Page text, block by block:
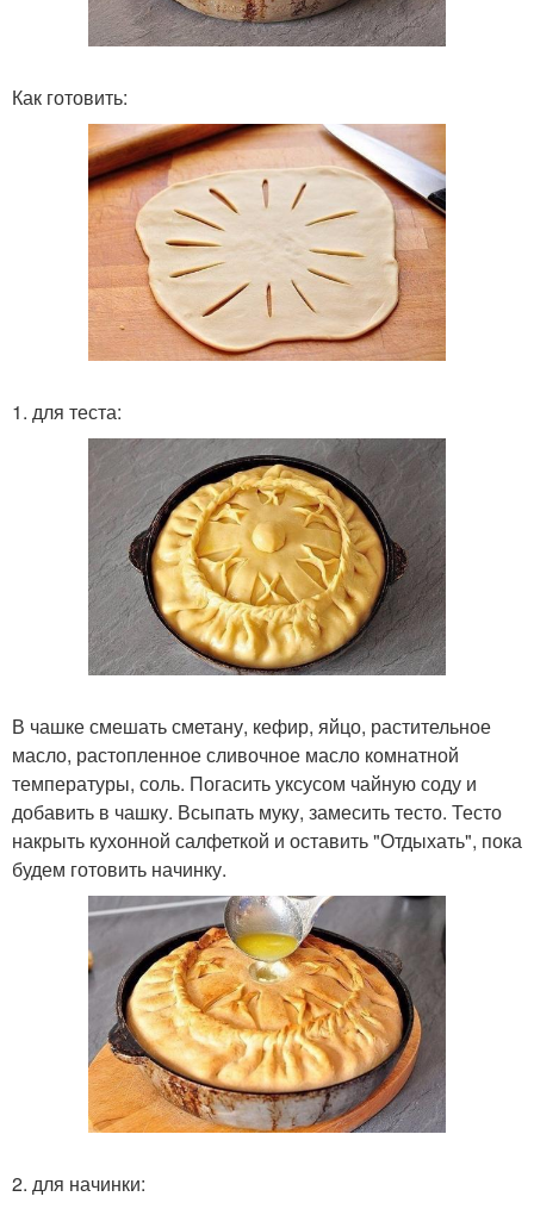
Как готовить:
1. для теста:
В чашке смешать сметану, кефир, яйцо, растительное
масло, растопленное сливочное масло комнатной
температуры, соль. Погасить уксусом чайную соду и
добавить в чашку. Всыпать муку, замесить тесто. Тесто
накрыть кухонной салфеткой и оставить "Отдыхать", пока
будем готовить начинку.
2. для начинки: